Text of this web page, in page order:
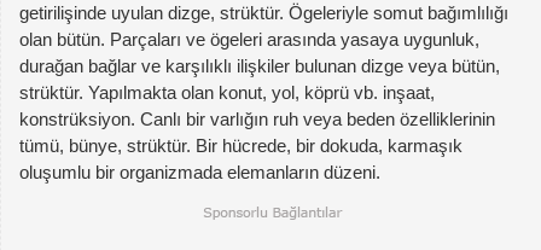
getirilişinde uyulan dizge, strüktür. Ögeleriyle somut bağımlılığı
olan bütün. Parçaları ve ögeleri arasında yasaya uygunluk,
durağan bağlar ve karşılıklı ilişkiler bulunan dizge veya bütün,
strüktür. Yapılmakta olan konut, yol, köprü vb. inşaat,
konstrüksiyon. Canlı bir varlığın ruh veya beden özelliklerinin
tümü, bünye, strüktür. Bir hücrede, bir dokuda, karmaşık
oluşumlu bir organizmada elemanların düzeni.